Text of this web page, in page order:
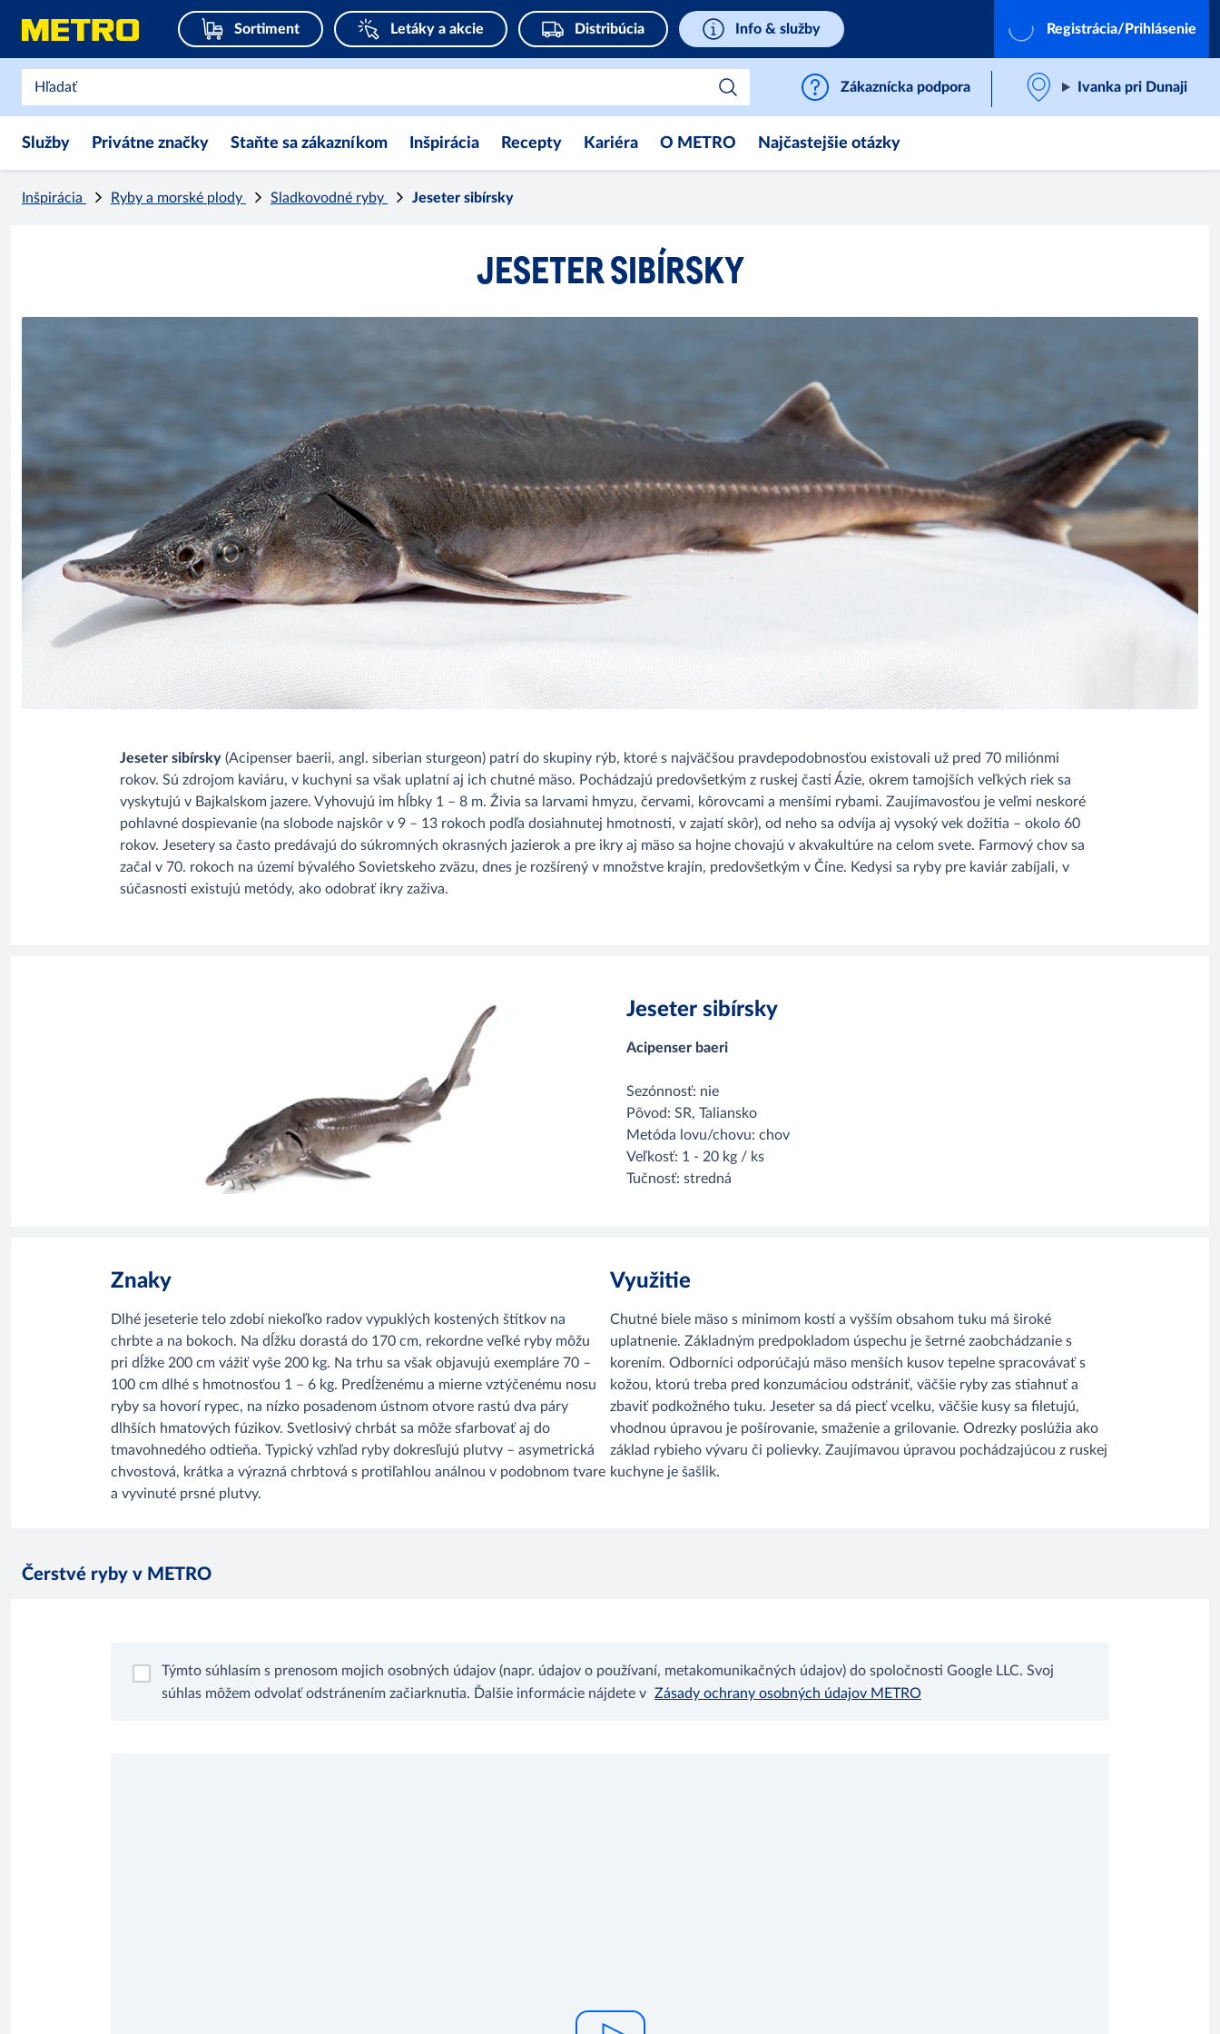
Sortiment Letáky a akcie Distribúcia Info & služby Registrácia/Prihlásenie
Zákaznícka podpora Ivanka pri Dunaji
Služby Privátne značky Staňte sa zákazníkom Inšpirácia Recepty Kariéra O METRO Najčastejšie otázky
Inšpirácia Ryby a morské plody Sladkovodné ryby Jeseter sibírsky
JESETER SIBÍRSKY
Jeseter sibírsky (Acipenser baerii, angl. siberian sturgeon) patrí do skupiny rýb, ktoré s najväčšou pravdepodobnosťou existovali už pred 70 miliónmi
rokov. Sú zdrojom kaviáru, v kuchyni sa však uplatní aj ich chutné mäso. Pochádzajú predovšetkým z ruskej časti Ázie, okrem tamojších veľkých riek sa
vyskytujú v Bajkalskom jazere. Vyhovujú im hĺbky 1 – 8 m. Živia sa larvami hmyzu, červami, kôrovcami a menšími rybami. Zaujímavosťou je veľmi neskoré
pohlavné dospievanie (na slobode najskôr v 9 – 13 rokoch podľa dosiahnutej hmotnosti, v zajatí skôr), od neho sa odvíja aj vysoký vek dožitia – okolo 60
rokov. Jesetery sa často predávajú do súkromných okrasných jazierok a pre ikry aj mäso sa hojne chovajú v akvakultúre na celom svete. Farmový chov sa
začal v 70. rokoch na území bývalého Sovietskeho zväzu, dnes je rozšírený v množstve krajín, predovšetkým v Číne. Kedysi sa ryby pre kaviár zabíjali, v
súčasnosti existujú metódy, ako odobrať ikry zaživa.
Jeseter sibírsky
Acipenser baeri
Sezónnosť: nie
Pôvod: SR, Taliansko
Metóda lovu/chovu: chov
Veľkosť: 1 - 20 kg / ks
Tučnosť: stredná
Znaky
Dlhé jeseterie telo zdobí niekoľko radov vypuklých kostených štítkov na
chrbte a na bokoch. Na dĺžku dorastá do 170 cm, rekordne veľké ryby môžu
pri dĺžke 200 cm vážiť vyše 200 kg. Na trhu sa však objavujú exempláre 70 –
100 cm dlhé s hmotnosťou 1 – 6 kg. Predĺženému a mierne vztýčenému nosu
ryby sa hovorí rypec, na nízko posadenom ústnom otvore rastú dva páry
dlhších hmatových fúzikov. Svetlosivý chrbát sa môže sfarbovať aj do
tmavohnedého odtieňa. Typický vzhľad ryby dokresľujú plutvy – asymetrická
chvostová, krátka a výrazná chrbtová s protiľahlou análnou v podobnom tvare
a vyvinuté prsné plutvy.
Využitie
Chutné biele mäso s minimom kostí a vyšším obsahom tuku má široké
uplatnenie. Základným predpokladom úspechu je šetrné zaobchádzanie s
korením. Odborníci odporúčajú mäso menších kusov tepelne spracovávať s
kožou, ktorú treba pred konzumáciou odstrániť, väčšie ryby zas stiahnuť a
zbaviť podkožného tuku. Jeseter sa dá piecť vcelku, väčšie kusy sa filetujú,
vhodnou úpravou je pošírovanie, smaženie a grilovanie. Odrezky poslúžia ako
základ rybieho vývaru či polievky. Zaujímavou úpravou pochádzajúcou z ruskej
kuchyne je šašlik.
Čerstvé ryby v METRO
Týmto súhlasím s prenosom mojich osobných údajov (napr. údajov o používaní, metakomunikačných údajov) do spoločnosti Google LLC. Svoj
súhlas môžem odvolať odstránením začiarknutia. Ďalšie informácie nájdete v Zásady ochrany osobných údajov METRO